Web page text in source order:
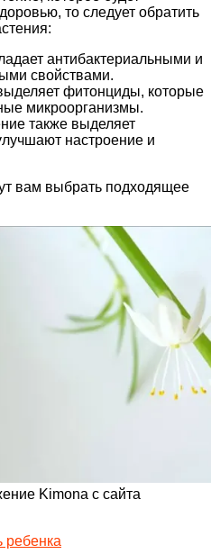
то следует обратить
антибактериальными и
свойствами.
фитонциды, которые
микроорганизмы.
также выделяет
настроение и
вам выбрать подходящее
Kimona с сайта
ребенка